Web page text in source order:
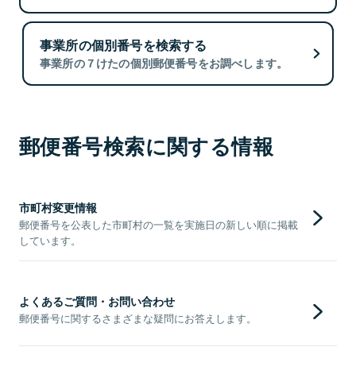
事業所の個別番号を検索する
事業所の７けたの個別郵便番号をお調べします。
郵便番号検索に関する情報
市町村変更情報
郵便番号を公表した市町村の一覧を実施日の新しい順に掲載
しています。
よくあるご質問・お問い合わせ
郵便番号に関するさまざまな疑問にお答えします。